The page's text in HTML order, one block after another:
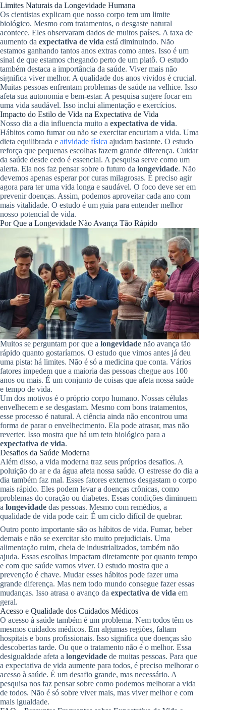
Limites Naturais da Longevidade Humana
Os cientistas explicam que nosso corpo tem um limite
biológico. Mesmo com tratamentos, o desgaste natural
acontece. Eles observaram dados de muitos países. A taxa de
aumento da expectativa de vida está diminuindo. Não
estamos ganhando tantos anos extras como antes. Isso é um
sinal de que estamos chegando perto de um platô. O estudo
também destaca a importância da saúde. Viver mais não
significa viver melhor. A qualidade dos anos vividos é crucial.
Muitas pessoas enfrentam problemas de saúde na velhice. Isso
afeta sua autonomia e bem-estar. A pesquisa sugere focar em
uma vida saudável. Isso inclui alimentação e exercícios.
Impacto do Estilo de Vida na Expectativa de Vida
Nosso dia a dia influencia muito a expectativa de vida.
Hábitos como fumar ou não se exercitar encurtam a vida. Uma
dieta equilibrada e atividade física ajudam bastante. O estudo
reforça que pequenas escolhas fazem grande diferença. Cuidar
da saúde desde cedo é essencial. A pesquisa serve como um
alerta. Ela nos faz pensar sobre o futuro da longevidade. Não
devemos apenas esperar por curas milagrosas. É preciso agir
agora para ter uma vida longa e saudável. O foco deve ser em
prevenir doenças. Assim, podemos aproveitar cada ano com
mais vitalidade. O estudo é um guia para entender melhor
nosso potencial de vida.
Por Que a Longevidade Não Avança Tão Rápido
Muitos se perguntam por que a longevidade não avança tão
rápido quanto gostaríamos. O estudo que vimos antes já deu
uma pista: há limites. Não é só a medicina que conta. Vários
fatores impedem que a maioria das pessoas chegue aos 100
anos ou mais. É um conjunto de coisas que afeta nossa saúde
e tempo de vida.
Um dos motivos é o próprio corpo humano. Nossas células
envelhecem e se desgastam. Mesmo com bons tratamentos,
esse processo é natural. A ciência ainda não encontrou uma
forma de parar o envelhecimento. Ela pode atrasar, mas não
reverter. Isso mostra que há um teto biológico para a
expectativa de vida.
Desafios da Saúde Moderna
Além disso, a vida moderna traz seus próprios desafios. A
poluição do ar e da água afeta nossa saúde. O estresse do dia a
dia também faz mal. Esses fatores externos desgastam o corpo
mais rápido. Eles podem levar a doenças crônicas, como
problemas do coração ou diabetes. Essas condições diminuem
a longevidade das pessoas. Mesmo com remédios, a
qualidade de vida pode cair. É um ciclo difícil de quebrar.
Outro ponto importante são os hábitos de vida. Fumar, beber
demais e não se exercitar são muito prejudiciais. Uma
alimentação ruim, cheia de industrializados, também não
ajuda. Essas escolhas impactam diretamente por quanto tempo
e com que saúde vamos viver. O estudo mostra que a
prevenção é chave. Mudar esses hábitos pode fazer uma
grande diferença. Mas nem todo mundo consegue fazer essas
mudanças. Isso atrasa o avanço da expectativa de vida em
geral.
Acesso e Qualidade dos Cuidados Médicos
O acesso à saúde também é um problema. Nem todos têm os
mesmos cuidados médicos. Em algumas regiões, faltam
hospitais e bons profissionais. Isso significa que doenças são
descobertas tarde. Ou que o tratamento não é o melhor. Essa
desigualdade afeta a longevidade de muitas pessoas. Para que
a expectativa de vida aumente para todos, é preciso melhorar o
acesso à saúde. É um desafio grande, mas necessário. A
pesquisa nos faz pensar sobre como podemos melhorar a vida
de todos. Não é só sobre viver mais, mas viver melhor e com
mais igualdade.